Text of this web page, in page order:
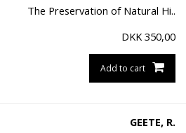
The Preservation of Natural Hi..
DKK 350,00
Add to cart
GEETE, R.